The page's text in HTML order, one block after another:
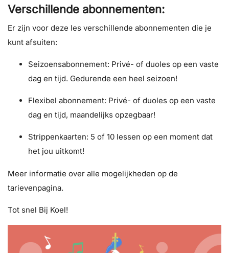
Verschillende abonnementen:
Er zijn voor deze les verschillende abonnementen die je
kunt afsuiten:
Seizoensabonnement: Privé- of duoles op een vaste
dag en tijd. Gedurende een heel seizoen!
Flexibel abonnement: Privé- of duoles op een vaste
dag en tijd, maandelijks opzegbaar!
Strippenkaarten: 5 of 10 lessen op een moment dat
het jou uitkomt!
Meer informatie over alle mogelijkheden op de
tarievenpagina.
Tot snel Bij Koel!